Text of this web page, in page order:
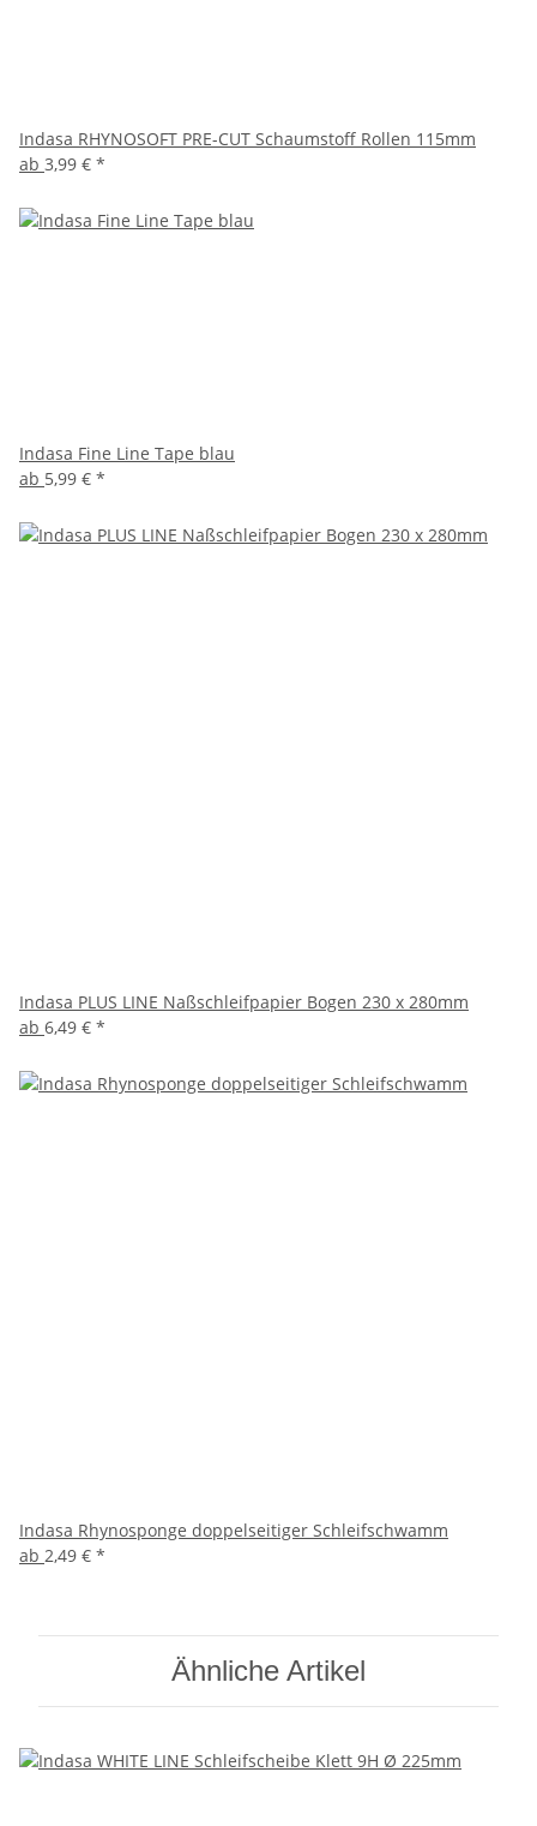
Indasa RHYNOSOFT PRE-CUT Schaumstoff Rollen 115mm
ab 3,99 € *
Indasa Fine Line Tape blau
ab 5,99 € *
Indasa PLUS LINE Naßschleifpapier Bogen 230 x 280mm
ab 6,49 € *
Indasa Rhynosponge doppelseitiger Schleifschwamm
ab 2,49 € *
Ähnliche Artikel